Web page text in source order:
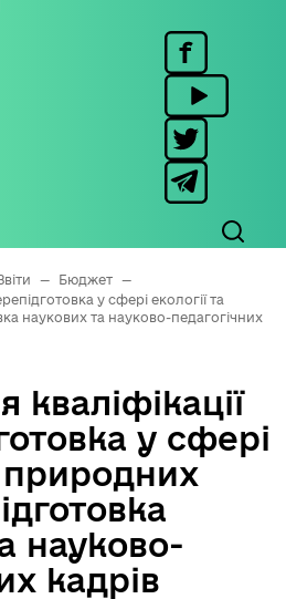
— Бюджет
—
у сфері екології та
наукових та науково-педагогічних
у сфері
природних
науково-
кадрів